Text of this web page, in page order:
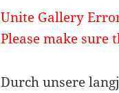
Unite Gallery
Please make
Durch unsere